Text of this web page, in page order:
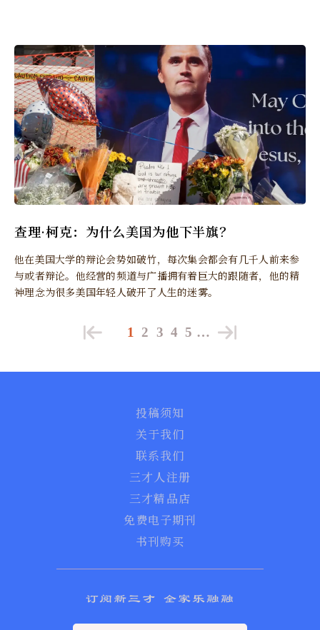
查理·柯克：为什么美国为他下半旗？
他在美国大学的辩论会势如破竹，每次集会都会有几千人前来参
与或者辩论。他经营的频道与广播拥有着巨大的跟随者，他的精
神理念为很多美国年轻人破开了人生的迷雾。
1 2 3 4 5 …
投稿须知
关于我们
联系我们
三才人注册
三才精品店
免费电子期刊
书刊购买
订阅新三才 全家乐融融